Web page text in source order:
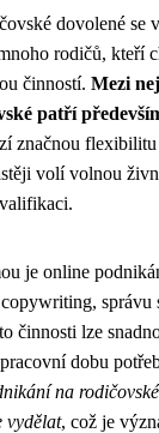
dovolené se
rodičů, kteří
činností. Mezi
patří
značnou flexibilitu
volí volnou
je online
správu
činnosti lze
dobu
na
vydělat, což je